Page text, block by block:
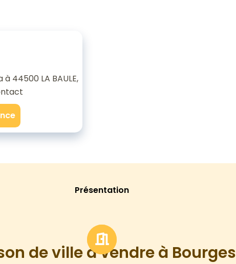
à 44500 LA BAULE,
Présentation
de ville à vendre à Bourges